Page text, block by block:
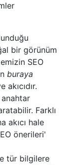
bir görünüm
SEO
buraya
anahtar
Farklı
akıcı hale
önerileri'
tür bilgilere